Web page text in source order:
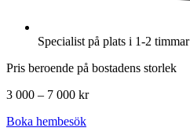
Specialist på plats i 1-2 timmar
Pris beroende på bostadens storlek
3 000 – 7 000 kr
Boka hembesök